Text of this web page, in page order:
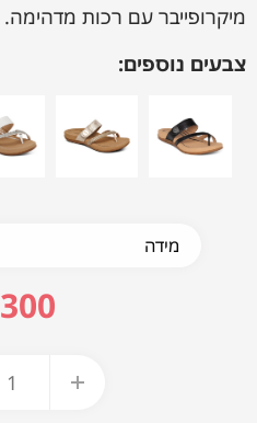
מיקרופייבר עם רכות מדהימה.
צבעים נוספים:
300